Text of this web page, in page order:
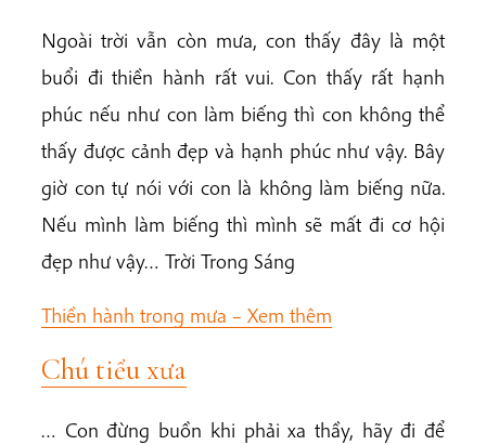
Ngoài trời vẫn còn mưa, con thấy đây là một
buổi đi thiền hành rất vui. Con thấy rất hạnh
phúc nếu như con làm biếng thì con không thể
thấy được cảnh đẹp và hạnh phúc như vậy. Bây
giờ con tự nói với con là không làm biếng nữa.
Nếu mình làm biếng thì mình sẽ mất đi cơ hội
đẹp như vậy… Trời Trong Sáng
Thiền hành trong mưa – Xem thêm
Chú tiểu xưa
… Con đừng buồn khi phải xa thầy, hãy đi để